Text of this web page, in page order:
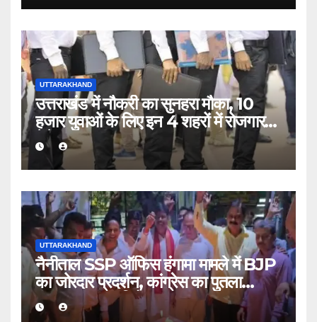
UTTARAKHAND
उत्तराखंड में नौकरी का सुनहरा मौका, 10
हजार युवाओं के लिए इन 4 शहरों में रोजगार
मेले
UTTARAKHAND
नैनीताल SSP ऑफिस हंगामा मामले में BJP
का जोरदार प्रदर्शन, कांग्रेस का पुतला
फूंककर जताया विरोध